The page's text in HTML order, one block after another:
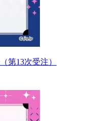
第13次受注）